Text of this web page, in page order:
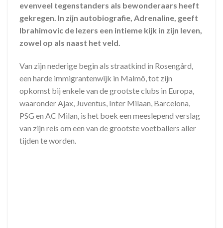
evenveel tegenstanders als bewonderaars heeft
gekregen. In zijn autobiografie, Adrenaline, geeft
Ibrahimovic de lezers een intieme kijk in zijn leven,
zowel op als naast het veld.
Van zijn nederige begin als straatkind in Rosengård,
een harde immigrantenwijk in Malmö, tot zijn
opkomst bij enkele van de grootste clubs in Europa,
waaronder Ajax, Juventus, Inter Milaan, Barcelona,
PSG en AC Milan, is het boek een meeslepend verslag
van zijn reis om een van de grootste voetballers aller
tijden te worden.